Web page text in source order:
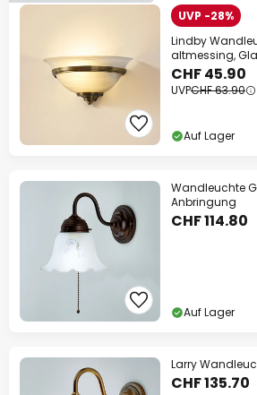
UVP -28%
Lindby
altmessing,
CHF 45.90
UVPCHF 63.90
Auf Lager
Wandleuchte
Anbringung
CHF 114.80
Auf Lager
Larry
CHF 135.70